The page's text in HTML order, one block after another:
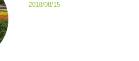
2018/08/15